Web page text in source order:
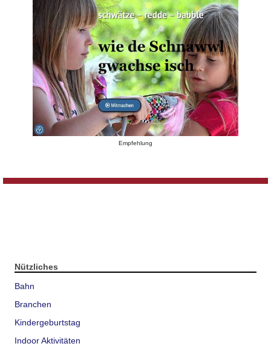
Empfehlung
Nützliches
Bahn
Branchen
Kindergeburtstag
Indoor Aktivitäten